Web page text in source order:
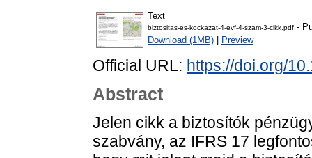
Text
biztositas-es-kockazat-4-evf-4-szam-3-cikk.pdf -
Download (1MB)
Preview
Official URL: https://doi.org/
Abstract
Jelen cikk a biztosítók
szabvány, az IFRS 17